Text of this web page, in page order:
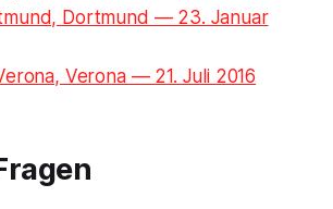
Dortmund — 23. Januar
Verona — 21. Juli 2016